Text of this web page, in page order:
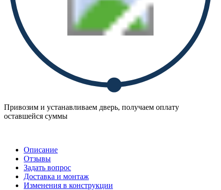
Привозим и устанавливаем дверь, получаем оплату
оставшейся суммы
Описание
Отзывы
Задать вопрос
Доставка и монтаж
Изменения в конструкции